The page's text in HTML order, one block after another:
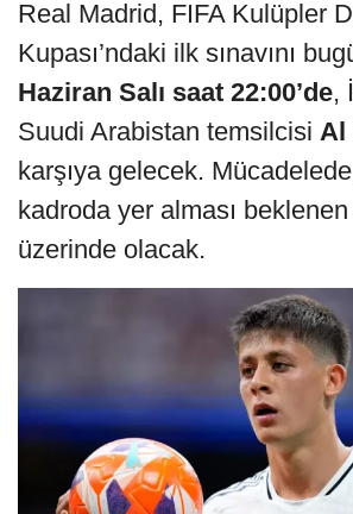
Real Madrid, FIFA Kulüpler
Kupası’ndaki ilk sınavını
Haziran Salı saat 22:00’de,
Suudi Arabistan temsilcisi Al
karşıya gelecek.
kadroda yer alması
üzerinde olacak.